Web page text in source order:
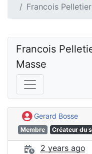
Francois
Francois
Masse
Gerard Bosse
Membre Créateur du
2 years ago